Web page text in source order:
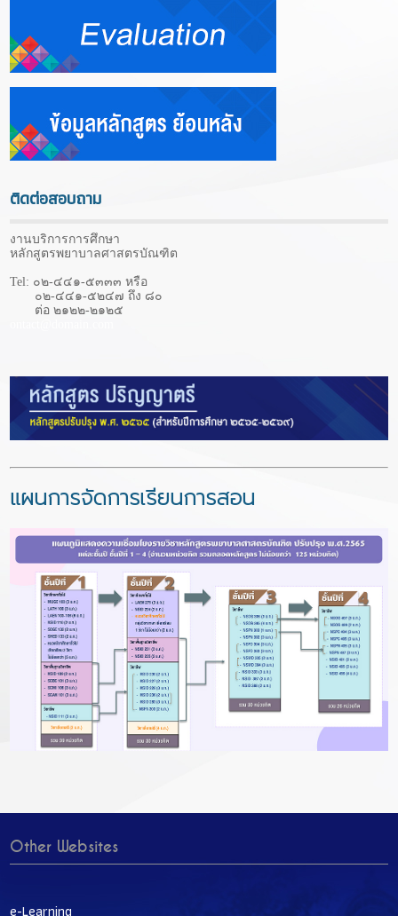
ติดต่อสอบถาม
งานบริการการศึกษา
หลักสูตรพยาบาลศาสตรบัณฑิต
Tel: ๐๒-๔๔๑-๕๓๓๓ หรือ
๐๒-๔๔๑-๕๒๔๗ ถึง ๘๐
ต่อ ๒๑๒๒-๒๑๒๕
แผนการจัดการเรียนการสอน
Other Websites
e-Learning